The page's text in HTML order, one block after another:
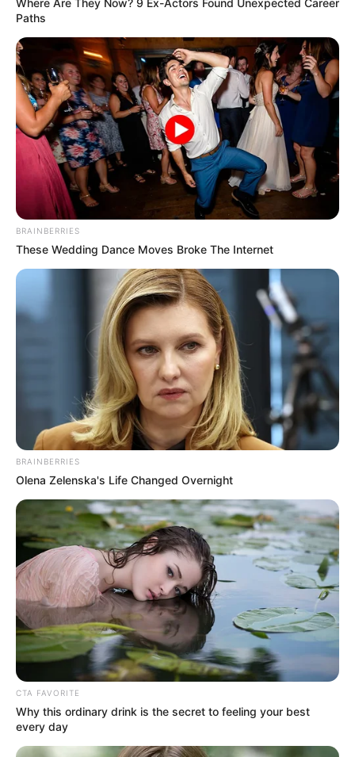
Where Are They Now? 9 Ex-Actors Found Unexpected Career
Paths
BRAINBERRIES
These Wedding Dance Moves Broke The Internet
BRAINBERRIES
Olena Zelenska's Life Changed Overnight
CTA FAVORITE
Why this ordinary drink is the secret to feeling your best
every day